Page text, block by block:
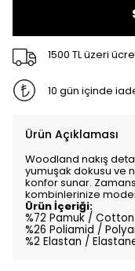
1500 TL üzeri
10 gün içinde
Ürün Açıklaması
Woodland nakış
yumuşak dokusu ve
konfor sunar.
kombinlerinize
Ürün İçeriği:
%72 Pamuk / Cotton
%26 Poliamid /
%2 Elastan /